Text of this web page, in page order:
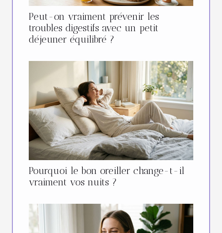
Peut-on vraiment prévenir les
troubles digestifs avec un petit
déjeuner équilibré ?
Pourquoi le bon oreiller change-t-il
vraiment vos nuits ?